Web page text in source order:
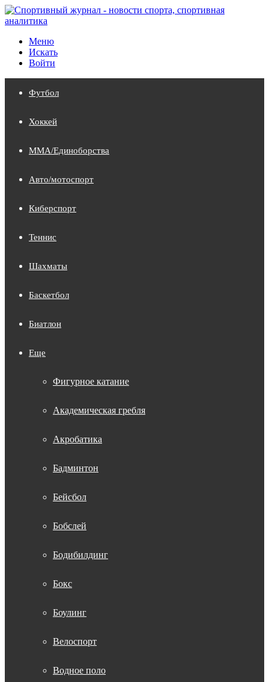
Меню
Искать
Войти
Футбол
Хоккей
MMA/Единоборства
Авто/мотоспорт
Киберспорт
Теннис
Шахматы
Баскетбол
Биатлон
Еще
Фигурное катание
Академическая гребля
Акробатика
Бадминтон
Бейсбол
Бобслей
Бодибилдинг
Бокс
Боулинг
Велоспорт
Водное поло